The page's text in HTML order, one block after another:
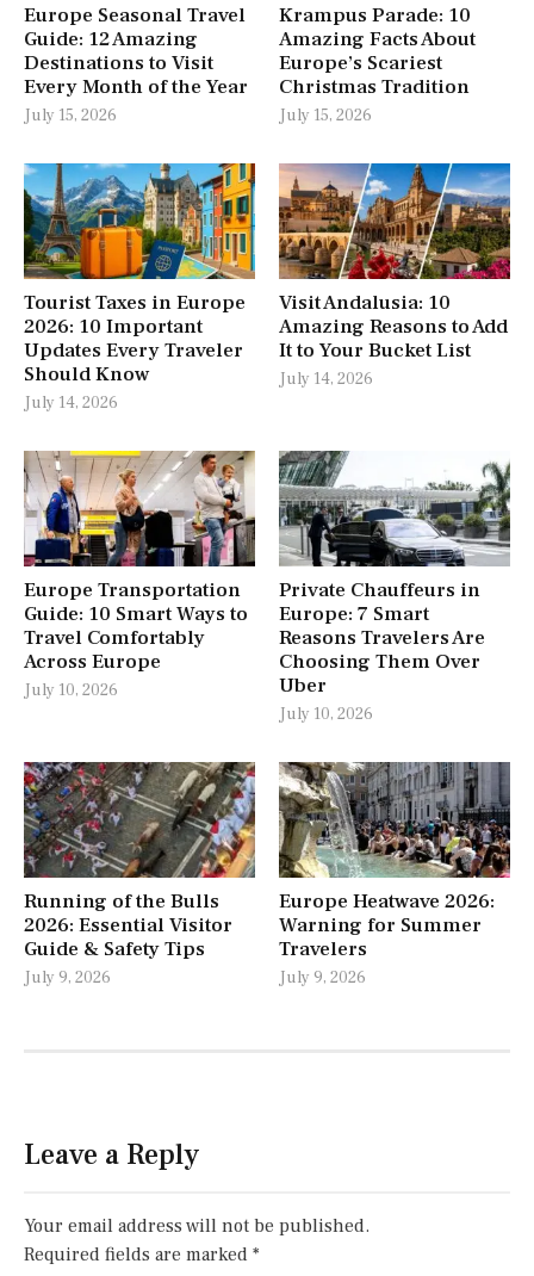
Europe Seasonal Travel
Guide: 12 Amazing
Destinations to Visit
Every Month of the Year
July 15, 2026
Krampus Parade: 10
Amazing Facts About
Europe’s Scariest
Christmas Tradition
July 15, 2026
Tourist Taxes in Europe
2026: 10 Important
Updates Every Traveler
Should Know
July 14, 2026
Visit Andalusia: 10
Amazing Reasons to Add
It to Your Bucket List
July 14, 2026
Europe Transportation
Guide: 10 Smart Ways to
Travel Comfortably
Across Europe
July 10, 2026
Private Chauffeurs in
Europe: 7 Smart
Reasons Travelers Are
Choosing Them Over
Uber
July 10, 2026
Running of the Bulls
2026: Essential Visitor
Guide & Safety Tips
July 9, 2026
Europe Heatwave 2026:
Warning for Summer
Travelers
July 9, 2026
Leave a Reply
Your email address will not be published.
Required fields are marked *